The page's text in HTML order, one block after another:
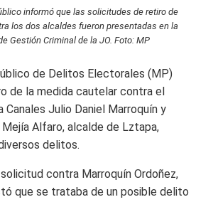
informó que las solicitudes de retiro de
los dos alcaldes fueron presentadas en la
Gestión Criminal de la JO. Foto: MP
de Delitos Electorales (MP)
de la medida cautelar contra el
Canales Julio Daniel Marroquín y
Mejía Alfaro, alcalde de Lztapa,
delitos.
solicitud contra Marroquín Ordoñez,
que se trataba de un posible delito